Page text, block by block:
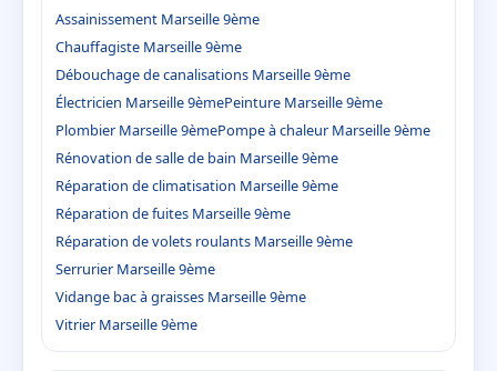
Assainissement Marseille 9ème
Chauffagiste Marseille 9ème
Débouchage de canalisations Marseille 9ème
Électricien Marseille 9èmePeinture Marseille 9ème
Plombier Marseille 9èmePompe à chaleur Marseille 9ème
Rénovation de salle de bain Marseille 9ème
Réparation de climatisation Marseille 9ème
Réparation de fuites Marseille 9ème
Réparation de volets roulants Marseille 9ème
Serrurier Marseille 9ème
Vidange bac à graisses Marseille 9ème
Vitrier Marseille 9ème